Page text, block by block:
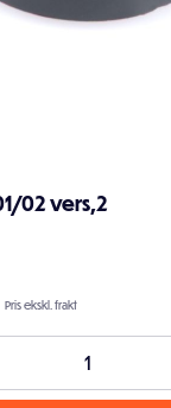
02 vers,2
Pris ekskl. frakt